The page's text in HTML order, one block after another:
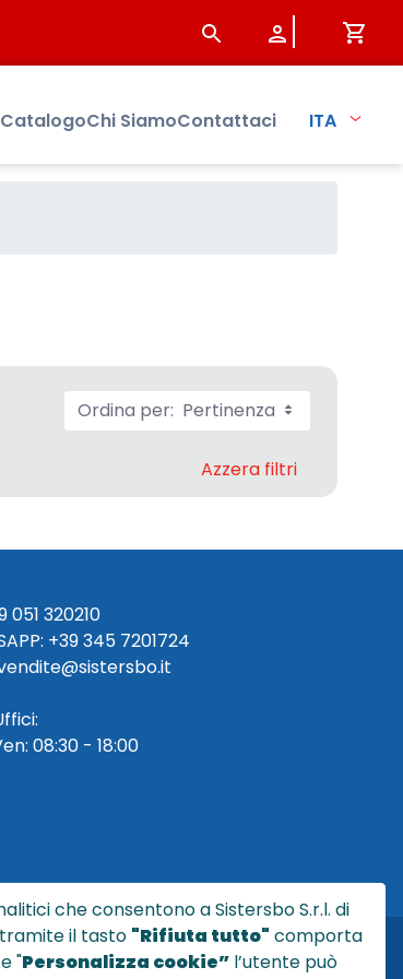
CatalogoChi SiamoContattaci ITA
Ordina per: Pertinenza
Azzera filtri
051 320210
+39345 7201724
08:30 - 18:00
che consentono a Sistersbo S.r.l. di
tramite il tasto "Rifiuta tutto" comporta
"Personalizza cookie”l’utente può